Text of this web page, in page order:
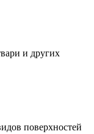
и других
поверхностей